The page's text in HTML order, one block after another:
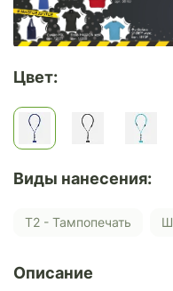
Цвет:
Виды нанесения:
Т2 - Тампопечать
Описание